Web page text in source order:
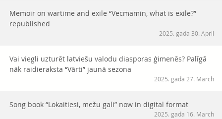
Memoir on wartime and exile “Vecmamin, what is exile?”
republished
2025. gada 30. April
Vai viegli uzturēt latviešu valodu diasporas ģimenēs? Palīgā
nāk raidieraksta “Vārti” jaunā sezona
2025. gada 27. March
Song book “Lokaitiesi, mežu gali” now in digital format
2025. gada 16. March